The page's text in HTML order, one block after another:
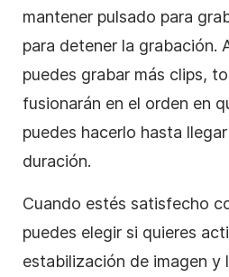
mantener pulsado para
para detener la grabación.
puedes grabar más clips,
fusionarán en el orden en
puedes hacerlo hasta
duración.
Cuando estés satisfecho
puedes elegir si quieres
estabilización de imagen y